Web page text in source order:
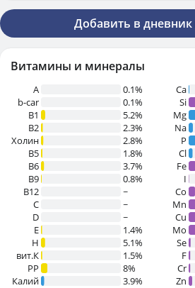
Добавить в дневник
Витамины и минералы
A
0.1%
b-car
0.1%
В1
5.2%
B2
2.3%
Холин
2.8%
B5
1.8%
B6
3.7%
B9
0.8%
B12
~
C
~
D
~
E
1.4%
H
5.1%
вит.К
1.5%
PP
8%
Калий
3.9%
Ca
Si
Mg
Na
P
Cl
Fe
I
Co
Mn
Cu
Mo
Se
F
Cr
Zn